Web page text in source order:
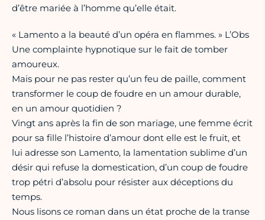
d’être mariée à l’homme qu’elle était.
« Lamento a la beauté d’un opéra en flammes. » L’Obs
Une complainte hypnotique sur le fait de tomber
amoureux.
Mais pour ne pas rester qu’un feu de paille, comment
transformer le coup de foudre en un amour durable,
en un amour quotidien ?
Vingt ans après la fin de son mariage, une femme écrit
pour sa fille l’histoire d’amour dont elle est le fruit, et
lui adresse son Lamento, la lamentation sublime d’un
désir qui refuse la domestication, d’un coup de foudre
trop pétri d’absolu pour résister aux déceptions du
temps.
Nous lisons ce roman dans un état proche de la transe